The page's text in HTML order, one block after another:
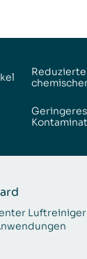
Reduzierte
Geringeres